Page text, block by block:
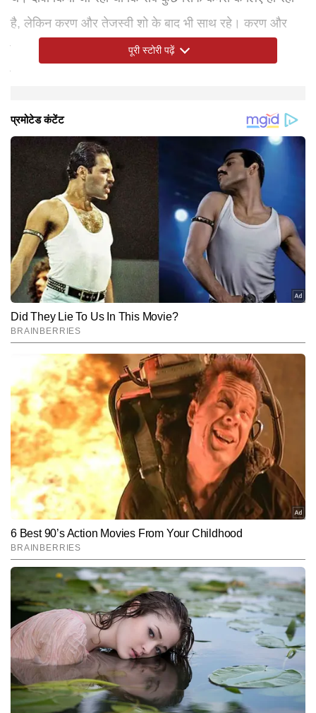
है, लेकिन करण और तेजस्वी शो के बाद भी साथ रहे। करण और
तेजस्वी की शादी की खबर आए दिन आती रहती हैं। अब फैंस सवाल
Hindi NewsEntertainmentTelevision
कविता AUTHOR
कविता टाइम्स नाउ नवभारत डिजीटल के एंटरटेनमेंट डेस्क में बतौर चीफ कॉपी
एडिटर की पोस्ट पर काम कर रही है. पत्रकारिता के क्षेत्र डिप्लोमा हासिल करने के
बाद कविता ने मनोरंजन के क्षेत्र में कदम रखा, जहां पर वह टीवी पत्रकारिता के क्षेत्र
में लंबे समय से काम कर रही है. टीवी के क्षेत्र में कविता की मजबूत पकड़ है. इस
क्षेत्र में कविता को फिल्म, टीवी, ओटीटी और सेलिब्रिटी अपडेट्स को सरल भाषा में
और सटीक जानकारी के साथ पेश करने के लिए जानी जाती हैं. कविता ने अब तक
6,000 से अधिक खबरें लिख चुकी हैं. मनोरंजन पत्रकारिता में तेजी से आ रहे
बदलाव पर पैनी नजर रखना और समय पर हर सटीक खबर की जानकारी देना
कविता की खासियत है.
Follow Us:
Subscribe to our daily Newsletter!
पूरी स्टोरी पढ़ें